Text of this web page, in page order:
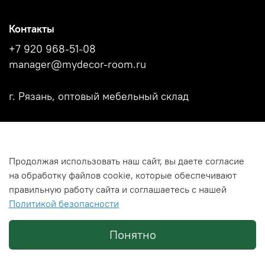
Новости
Каталоги фабрик
Контакты
+7 920 968-51-08
manager@mydecor-room.ru
г. Рязань, оптовый мебельный склад
Продолжая использовать наш сайт, вы даете согласие
на обработку файлов cookie, которые обеспечивают
правильную работу сайта и соглашаетесь с нашей
Политикой безопасности
Понятно